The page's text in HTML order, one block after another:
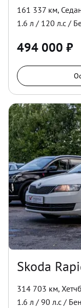
161 337 км,
1.6 л / 120 л.с /
494 000 ₽
Skoda
314 703 км,
1.6 л / 90 л.с /